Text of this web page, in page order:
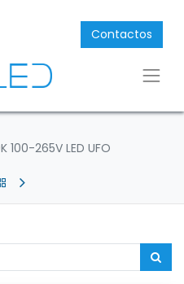
Contactos
100-265V LED UFO